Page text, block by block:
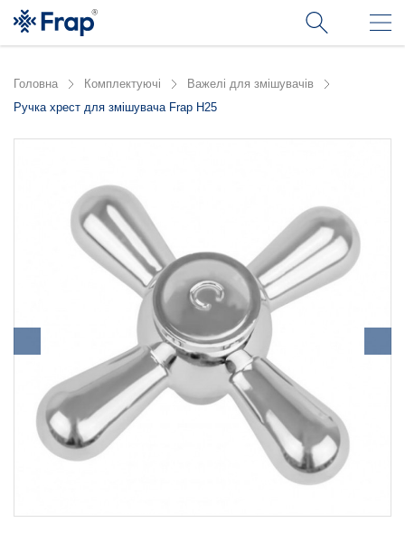
Головна Комплектуючі
Важелі для змішувачів
Ручка хрест для змішувача Frap H25